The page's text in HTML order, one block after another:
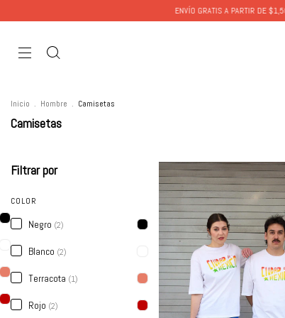
ENVÍO GRATIS A PARTIR DE $1,500 MXN
Inicio . Hombre . Camisetas
Camisetas
Filtrar por
COLOR
Negro (2)
Blanco (2)
Terracota (1)
Rojo (2)